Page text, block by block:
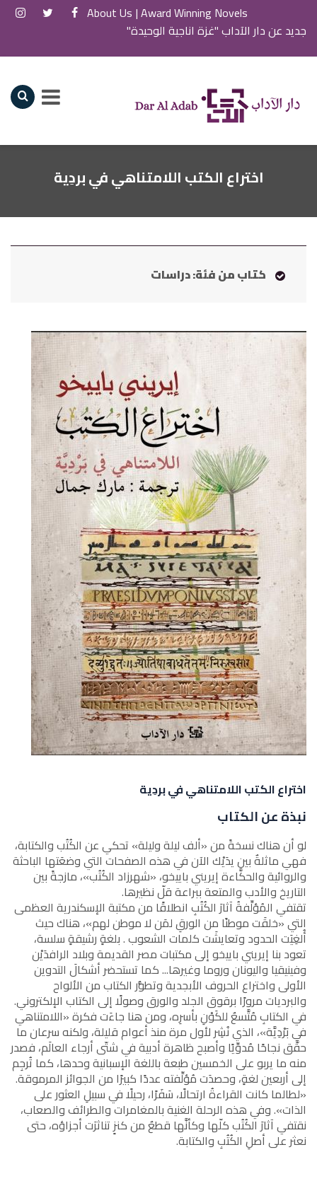
Award Winning Novels |
About Us
جديد عن دار الآداب "غزة اناجية الوحيدة"
اختراع الكتب اللامتناهي في بردِية
كتاب من فئة: دراسات
اختراع الكتب اللامتناهي في بردِية
نبذة عن الكتاب
لو أن هناك نسخةً من «ألف ليلة وليلة» تحكي عن الكُتُب والكتابة،
فهي ماثلةٌ بين يدَيْك الآن في هذه الصفحات التي وضعَتها الباحثة
والروائية والحكَّاءة إيريني باييخو، «شهرزاد الكُتُب»، مازجةً بين
التاريخ والأدب والمتعة ببراعة قلّ نظيرها.
تقتفي المُؤلِّفةُ آثارَ الكُتُبِ انطلاقًا من مكتبة الإسكندرية العظمى
التي «خلقَت موطنًا من الورقِ لمَن لا موطن لهم»، هناك حيث
أُلغِيَت الحدود وتعايشَت كلمات الشعوب . بلغةٍ رشيقةٍ سلسة،
تعود بنا إيريني باييخو إلى مكتبات مصر القديمة وبلاد الرافدَيْن
وفينيقيا واليونان وروما وغيرها... كما تستحضر أشكالَ التدوين
الأولى واختراع الحروف الأبجدية وتطوُّر الكتاب من الألواح
والبرديات مرورًا برقوق الجلد والورق وصولًا إلى الكتاب الإلكتروني.
في الكتابِ مُتَّسعٌ للكَوْنِ بأسرِه، ومن هنا جاءَت فكرة «اللامتناهي
في بَرْدِيَّة»، الذي نُشِر لأول مرة منذ أعوام قليلة، ولكنه سرعان ما
حقَّق نجاحًا مُدوِّيًا وأصبح ظاهرة أدبية في شتّى أرجاء العالَم، فصدر
منه ما يربو على الخمسين طبعة باللغة الإسبانية وحدها، كما تُرجِم
إلى أربعين لغةٍ، وحصدَت مُؤلِّفته عددًا كبيرًا من الجوائز المرموقة.
«لطالما كانت القراءةُ ارتحالًا، سَفَرًا، رحيلًا في سبيلِ العثور على
الذات». وفي هذه الرحلة الغنية بالمغامرات والطرائف والصعاب،
نقتفي آثارَ الكُتُب كلّها وكأنَّها قطعٌ من كنزٍ تناثرَت أجزاؤه، حتى
نعثر على أصلِ الكُتُبِ والكتابة.